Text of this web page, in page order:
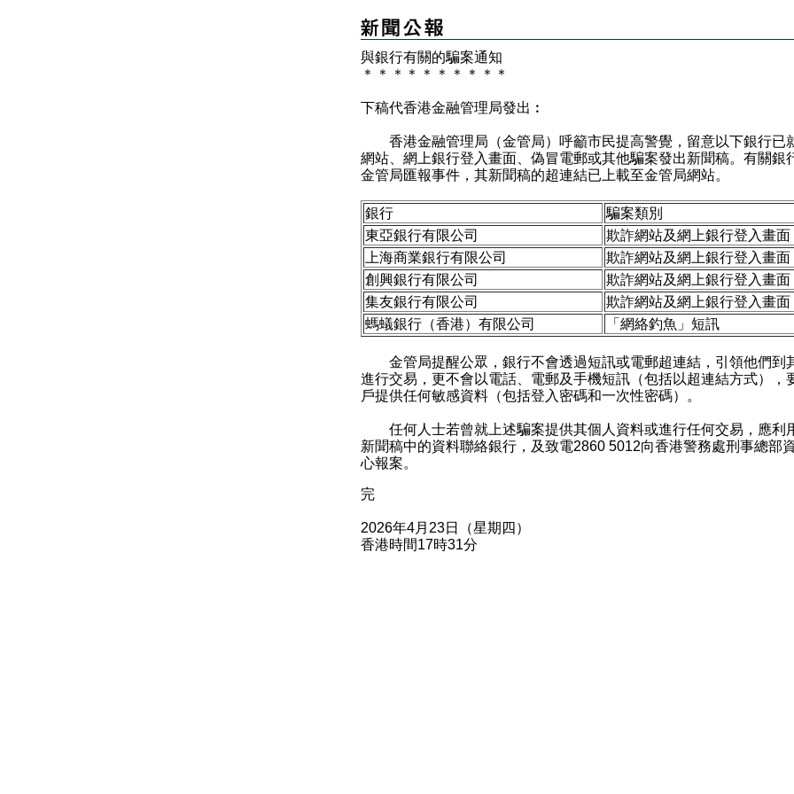
與銀行有關的騙案通知
＊
＊ ＊ ＊ ＊ ＊ ＊ ＊ ＊ ＊
下稿代香港金融管理局發出︰
香港金融管理局（金管局）呼籲市民提高警覺，留意以下銀行已
網站、網上銀行登入畫面、偽冒電郵或其他騙案發出新聞稿。有關銀
金管局匯報事件，其新聞稿的超連結已上載至金管局網站。
銀行
騙案類別
東亞銀行有限公司
欺詐網站及網上銀行登入畫面
上海商業銀行有限公司
欺詐網站及網上銀行登入畫面
創興銀行有限公司
欺詐網站及網上銀行登入畫面
集友銀行有限公司
欺詐網站及網上銀行登入畫面
螞蟻銀行（香港）有限公司
「網絡釣魚」短訊
金管局提醒公眾，銀行不會透過短訊或電郵超連結，引領他們到
進行交易，更不會以電話、電郵及手機短訊（包括以超連結方式），
戶提供任何敏感資料（包括登入密碼和一次性密碼）。
任何人士若曾就上述騙案提供其個人資料或進行任何交易，應利
新聞稿中的資料聯絡銀行，及致電2860 5012向香港警務處刑事總部
心報案。
完
2026年4月23日（星期四）
香港時間17時31分